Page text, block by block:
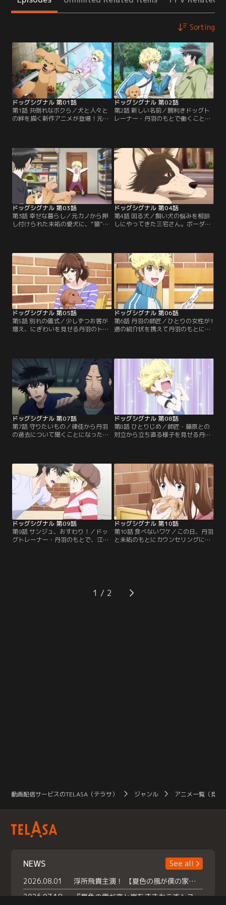
Sorting
ドッグシグナル 第01話
第1話 共倒れなボクら／犬と人々と
の絆を描く新作アニメが登場！元カ
グトレーナー・丹羽眞一郎（にわ・
しんいちろう）に窮地を救われる。
これまで優柔不断に生きてきた未祐
だったが、丹羽との運命的な出会い
をきっかけに、犬と触れあう面白さ
やドッグトレーナーという…。
ドッグシグナル 第02話
第2話 新しい名前／腕利きドッグト
レーナー・丹羽のもとで働くことに
る。そこで未祐が出会ったのは、丹
羽の幼なじみでトリマーの泉律佳だ
った。「プラウドドッグ」の大家で
もある律佳は、能力はあるのに働こ
うとしない丹羽に対していらだちを
隠さずにいた。
ドッグシグナル 第03話
第3話 幸せな暮らし／元カノから押
し付けられた未祐の愛犬に、“猿”を
られることに。しかし未祐のコマン
ドを聞く様子が見受けられずトレー
ニングに集中できていないサンジ
ュ。そんなふるまいを見た丹羽は、
サンジュがそろそろ“去勢手術”を考
える時期にあることを…。
ドッグシグナル 第04話
第4話 回る犬／飼い犬の悩みを相談
しにやってきた三宅さん。ボーダー
険なので止めさせたいという。丹羽
は、三宅さんが夫と娘の3人家族で
あることを知り、家族全員そろって
のトレーニングが必要だと言う。と
ころが三宅さんの表情は思いつめて
いるようで…。
ドッグシグナル 第05話
第5話 別れの儀式／少しずつお客が
増え、にぎわいを見せる丹羽のトレ
ココと、飼い主の小塚さん。家を空
けようとするとココが鳴き出してパ
ニック状態になってしまい、留守番
ができない状態に悩んでいた。
ドッグシグナル 第06話
第6話 丹羽の師匠／ひとりの女性が1
通の紹介状を携えて丹羽のもとにや
応対も充分せぬまま部屋に閉じこも
ってしまう。以前、未祐たちが出か
けたディスクドッグの大会の会場で
丹羽に声をかけていたあやしげな風
貌の男が藤原ではないかと勘づいた
未祐。
ドッグシグナル 第07話
第7話 守りたいもの／律佳から丹羽
の過去について聞くことになった未
師匠・藤原誠二（ふじわら・せい
じ）に出会い、理想のドッグトレー
ナーを目指して腕を磨いていたこ
と。そして、その藤原が丹羽の身を
守るためとはいえ、犬に体罰を与え
てしまい2人が決別したこと…。
ドッグシグナル 第08話
第8話 ひとりじめ／師匠・藤原との
対立から立ち直る様子を見せる丹羽
新しいお客がやってきた。ダルメシ
アンの久美（くみ）を連れた、飼い
主の角田（かどた）さん。久美が、
自宅でインターホンが鳴るたびに激
しく吠えて鳴き止まず…。
ドッグシグナル 第09話
第9話 サンジュ、おすわり！／ドッ
グトレーナー・丹羽のもとで、江口
いまだに一度もコマンドを聞いてく
れないサンジュに未祐は焦りをつの
ドッグシグナル 第10話
第10話 食べないワケ／この日、丹羽
と未祐のもとにカウンセリングにや
因を、一緒に暮らす幼い双子の娘た
ちに食べ物を取られたくないからで
1
動画配信サービスのTELASA（テラサ） ジャンル アニメ一覧（見放
NEWS
See all
2026.08.01
浮所飛貴主演！ 【夏色の風が僕の家にやってきた】 本日よりテラサで独占配信スタート！
2026.07.18
『夏色の雲が恋と嵐をまきおこす』スペシャルメイキング 【Part1】2026年７月18日（土）23時30分～配信スタート！話題のシーンの裏側を大公開！豪華キャスト大集合！ 『武宮家 真夏の家族会議』開催！